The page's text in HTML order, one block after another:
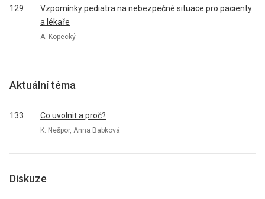
129
Vzpomínky pediatra na nebezpečné situace pro pacienty
a lékaře
A. Kopecký
Aktuální téma
133 Co uvolnit a proč?
K. Nešpor, Anna Babková
Diskuze